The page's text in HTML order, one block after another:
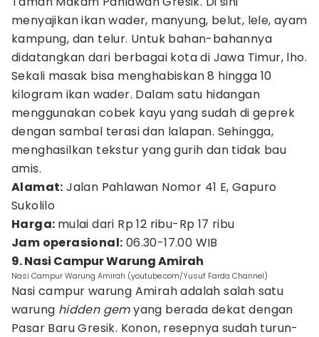
menyajikan ikan wader, manyung, belut, lele, ayam
kampung, dan telur. Untuk bahan-bahannya
didatangkan dari berbagai kota di Jawa Timur, lho.
Sekali masak bisa menghabiskan 8 hingga 10
kilogram ikan wader. Dalam satu hidangan
menggunakan cobek kayu yang sudah di geprek
dengan sambal terasi dan lalapan. Sehingga,
menghasilkan tekstur yang gurih dan tidak bau
amis.
Alamat: Jalan Pahlawan Nomor 41 E, Gapuro
Sukolilo
Harga: mulai dari Rp 12 ribu-Rp 17 ribu
Jam operasional: 06.30-17.00 WIB
9. Nasi Campur Warung Amirah
Nasi Campur Warung Amirah (youtube.com/Yusuf Farda Channel)
Nasi campur warung Amirah adalah salah satu
warung hidden gemyang berada dekat dengan
Pasar Baru Gresik. Konon, resepnya sudah turun-